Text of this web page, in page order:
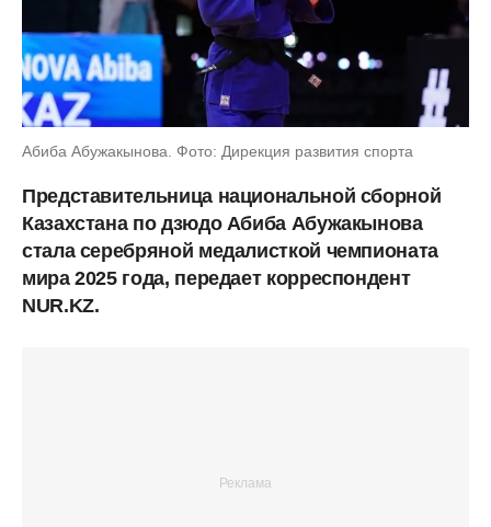
Абиба Абужакынова. Фото: Дирекция развития спорта
Представительница национальной сборной
Казахстана по дзюдо Абиба Абужакынова
стала серебряной медалисткой чемпионата
мира 2025 года, передает корреспондент
NUR.KZ.